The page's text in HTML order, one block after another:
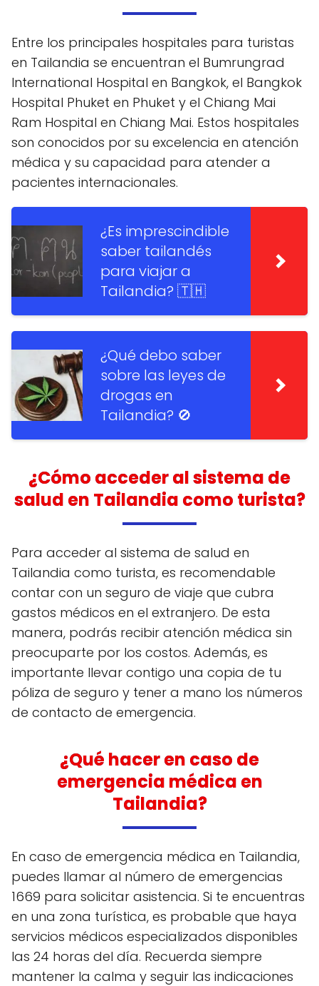
Entre los principales hospitales para turistas
en Tailandia se encuentran el Bumrungrad
International Hospital en Bangkok, el Bangkok
Hospital Phuket en Phuket y el Chiang Mai
Ram Hospital en Chiang Mai. Estos hospitales
son conocidos por su excelencia en atención
médica y su capacidad para atender a
pacientes internacionales.
¿Es imprescindible
saber tailandés
para viajar a
Tailandia? 🇹🇭
¿Qué debo saber
sobre las leyes de
drogas en
Tailandia? 🚫
¿Cómo acceder al sistema de
salud en Tailandia como turista?
Para acceder al sistema de salud en
Tailandia como turista, es recomendable
contar con un seguro de viaje que cubra
gastos médicos en el extranjero. De esta
manera, podrás recibir atención médica sin
preocuparte por los costos. Además, es
importante llevar contigo una copia de tu
póliza de seguro y tener a mano los números
de contacto de emergencia.
¿Qué hacer en caso de
emergencia médica en
Tailandia?
En caso de emergencia médica en Tailandia,
puedes llamar al número de emergencias
1669 para solicitar asistencia. Si te encuentras
en una zona turística, es probable que haya
servicios médicos especializados disponibles
las 24 horas del día. Recuerda siempre
mantener la calma y seguir las indicaciones